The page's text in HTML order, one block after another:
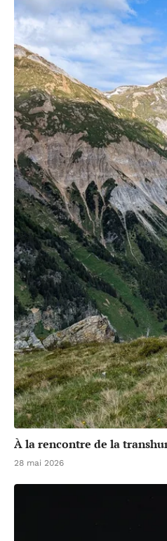
À la rencontre de la
28 mai 2026